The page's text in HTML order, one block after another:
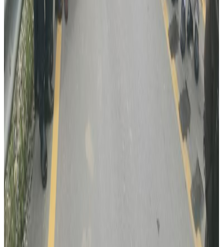
२०२६ अगस्ट ४
अष्ट्रेलियामा नर्सको तलब पाँचौं पटक वृद्धि
२०२६ अगस्ट ३
पाकिस्तानको ब्रोड पिकमा हिमपहिरो: बेपत्तामध्ये २
जनाको शव फेला
२०२६ अगस्ट १
कुवेतमा ड्रोन आक्रमणमा नेपालीको मृत्यु, मध्यपूर्व
तनावमा ज्यान गुमाउने नेपालीको संख्या दुई
२०२६ अगस्ट १
सुनसरी घटनामा सर्वदलीय बैठक: सरकारको
भूमिकामाथि विपक्षी दलहरूको प्रश्न